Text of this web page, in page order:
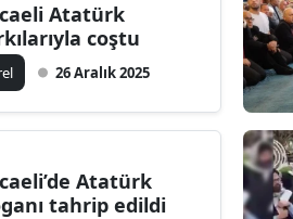
Atatürk
coştu
26 Aralık 2025
Atatürk
tahrip edildi